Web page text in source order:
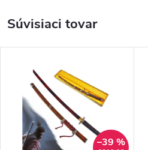
Súvisiaci tovar
–39 %